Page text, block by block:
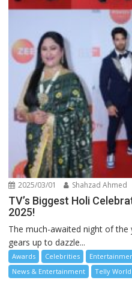
2025/03/01 Shahzad Ahmed
TV’s Biggest Holi
2025!
The much-awaited night of the
gears up to dazzle...
Awards Celebrities
News & Entertainment
Telly World